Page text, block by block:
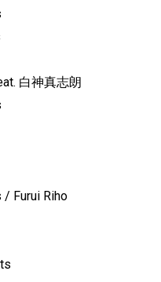
白神真志朗
/ Furui Riho